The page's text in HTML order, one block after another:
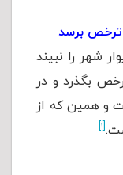
برسد
شهر را نبیند
بگذرد و در
و همین که از